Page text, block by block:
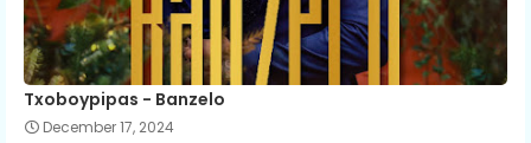
Txoboypipas - Banzelo
December 17, 2024